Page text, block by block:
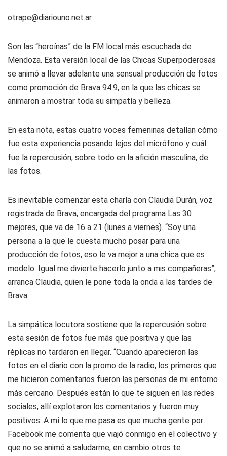
otrape@diariouno.net.ar
Son las “heroínas” de la FM local más escuchada de
Mendoza. Esta versión local de las Chicas Superpoderosas
se animó a llevar adelante una sensual producción de fotos
como promoción de Brava 94.9, en la que las chicas se
animaron a mostrar toda su simpatía y belleza.
En esta nota, estas cuatro voces femeninas detallan cómo
fue esta experiencia posando lejos del micrófono y cuál
fue la repercusión, sobre todo en la afición masculina, de
las fotos.
Es inevitable comenzar esta charla con Claudia Durán, voz
registrada de Brava, encargada del programa Las 30
mejores, que va de 16 a 21 (lunes a viernes). “Soy una
persona a la que le cuesta mucho posar para una
producción de fotos, eso le va mejor a una chica que es
modelo. Igual me divierte hacerlo junto a mis compañeras”,
arranca Claudia, quien le pone toda la onda a las tardes de
Brava.
La simpática locutora sostiene que la repercusión sobre
esta sesión de fotos fue más que positiva y que las
réplicas no tardaron en llegar. “Cuando aparecieron las
fotos en el diario con la promo de la radio, los primeros que
me hicieron comentarios fueron las personas de mi entorno
más cercano. Después están lo que te siguen en las redes
sociales, allí explotaron los comentarios y fueron muy
positivos. A mí lo que me pasa es que mucha gente por
Facebook me comenta que viajó conmigo en el colectivo y
que no se animó a saludarme, en cambio otros te